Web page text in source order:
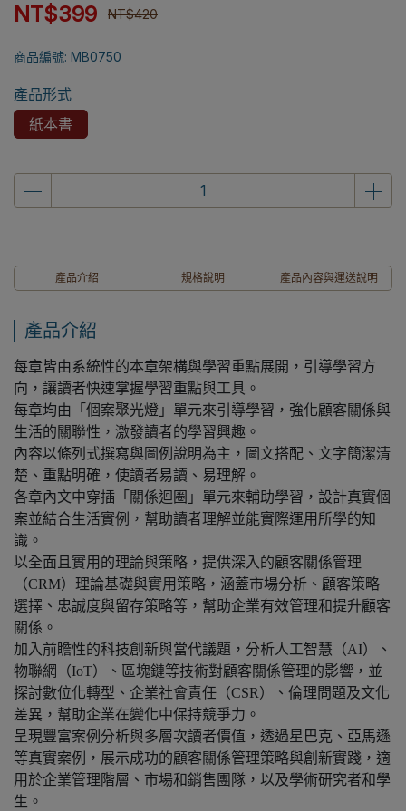
NT$399 NT$420
商品編號: MB0750
產品形式
紙本書
產品介紹 規格說明 產品內容與運送說明
產品介紹
每章皆由系統性的本章架構與學習重點展開，引導學習方
向，讓讀者快速掌握學習重點與工具。
每章均由「個案聚光燈」單元來引導學習，強化顧客關係與
生活的關聯性，激發讀者的學習興趣。
內容以條列式撰寫與圖例說明為主，圖文搭配、文字簡潔清
楚、重點明確，使讀者易讀、易理解。
各章內文中穿插「關係迴圈」單元來輔助學習，設計真實個
案並結合生活實例，幫助讀者理解並能實際運用所學的知
識。
以全面且實用的理論與策略，提供深入的顧客關係管理
（CRM）理論基礎與實用策略，涵蓋市場分析、顧客策略
選擇、忠誠度與留存策略等，幫助企業有效管理和提升顧客
關係。
加入前瞻性的科技創新與當代議題，分析人工智慧（AI）、
物聯網（IoT）、區塊鏈等技術對顧客關係管理的影響，並
探討數位化轉型、企業社會責任（CSR）、倫理問題及文化
差異，幫助企業在變化中保持競爭力。
呈現豐富案例分析與多層次讀者價值，透過星巴克、亞馬遜
等真實案例，展示成功的顧客關係管理策略與創新實踐，適
用於企業管理階層、市場和銷售團隊，以及學術研究者和學
生。